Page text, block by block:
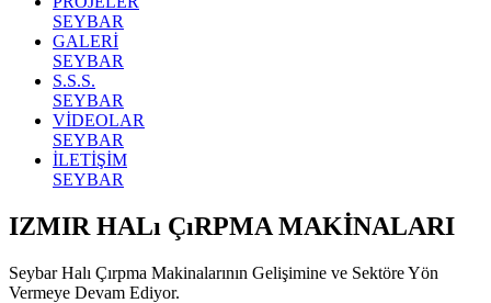
SEYBAR
GALERİ
SEYBAR
S.S.S.
SEYBAR
VİDEOLAR
SEYBAR
İLETİŞİM
SEYBAR
IZMIR HALı ÇıRPMA MAKİNALARI
Seybar Halı Çırpma Makinalarının Gelişimine ve Sektöre Yön
Vermeye Devam Ediyor.